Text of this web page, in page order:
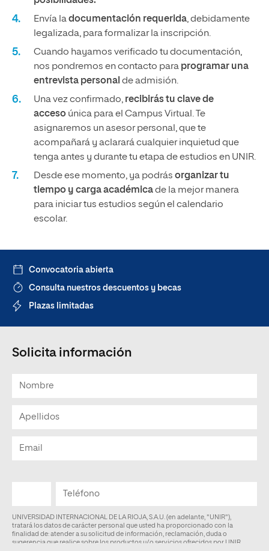
Envía ladocumentación requerida, debidamente
legalizada, para formalizar la inscripción.
Cuando hayamos verificado tu documentación,
nos pondremos en contacto para programar una
entrevista personal de admisión.
Una vez confirmado, recibirás tu clave de
acceso única para el Campus Virtual. Te
asignaremos un asesor personal, que te
acompañará y aclarará cualquier inquietud que
tenga antes y durante tu etapa de estudios en UNIR.
Desde ese momento, ya podrás organizar tu
tiempo y carga académicade la mejor manera
para iniciar tus estudios según el calendario
escolar.
Convocatoria abierta
Consulta nuestros descuentos y becas
Plazas limitadas
Solicita información